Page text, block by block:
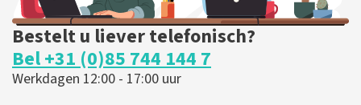
Bestelt u liever telefonisch?
Bel +31 (0)85 744 144 7
Werkdagen 12:00 - 17:00 uur